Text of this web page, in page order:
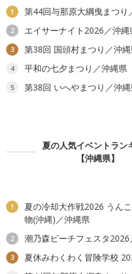
1 第44回与那原大綱曳まつり
2 エイサーナイト2026／沖縄
3 第38回 国頭村まつり／沖
4 平和の七夕まつり／沖縄県
5
第38回 いへやまつり／沖
夏の人気イベントラン
【沖縄県】
1
夏の冷却大作戦2026 うん
物(沖縄)／沖縄県
2 潮乃森ビーチフェスタ2026
3 夏休みわくわく冒険学校